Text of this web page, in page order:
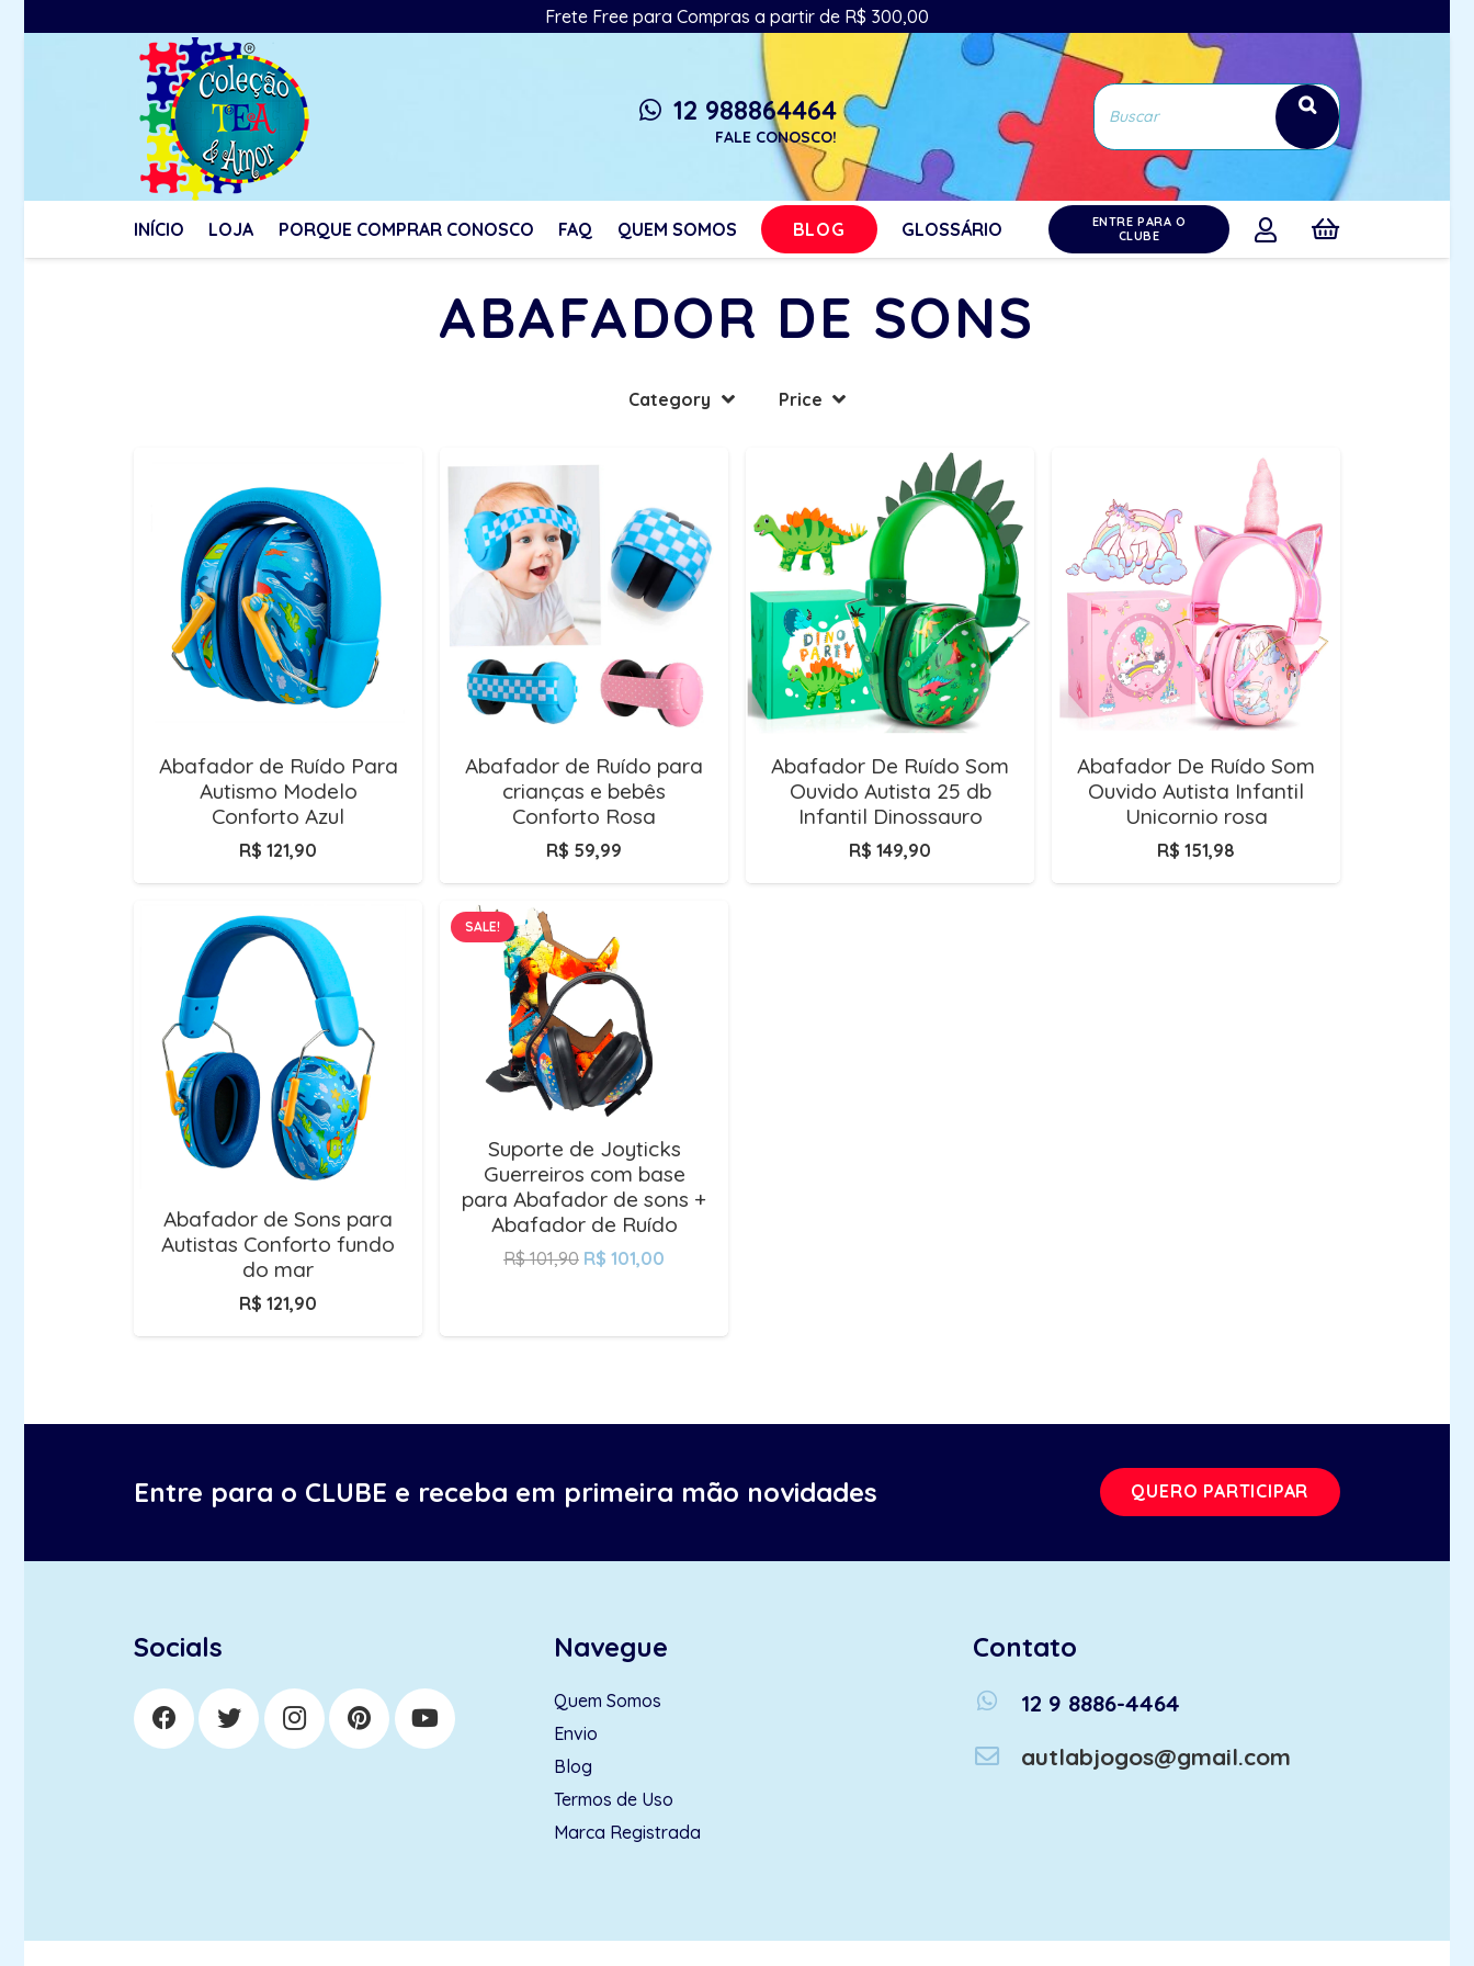
Frete Free para Compras a partir de R$ 300,00
whatsapp 12 988864464
FALE CONOSCO!
INÍCIO LOJA PORQUE COMPRAR CONOSCO FAQ QUEM SOMOS BLOG GLOSSÁRIO
ENTRE PARA O
CLUBE
ABAFADOR DE SONS
Category Price
Abafador de Ruído Para
Autismo Modelo
Conforto Azul
R$ 121,90
Abafador de Ruído para
crianças e bebês
Conforto Rosa
R$ 59,99
Abafador De Ruído Som
Ouvido Autista 25 db
Infantil Dinossauro
R$ 149,90
Abafador De Ruído Som
Ouvido Autista Infantil
Unicornio rosa
R$ 151,98
Abafador de Sons para
Autistas Conforto fundo
do mar
R$ 121,90
SALE!
Suporte de Joyticks
Guerreiros com base
para Abafador de sons +
Abafador de Ruído
R$101,90 R$ 101,00
Entre para o CLUBE e receba em primeira mão novidades QUERO PARTICIPAR
Socials Navegue
Quem Somos
Envio
Blog
Termos de Uso
Marca Registrada
Contato
whatsapp
12 9 8886-4464
autlabjogos@gmail.com